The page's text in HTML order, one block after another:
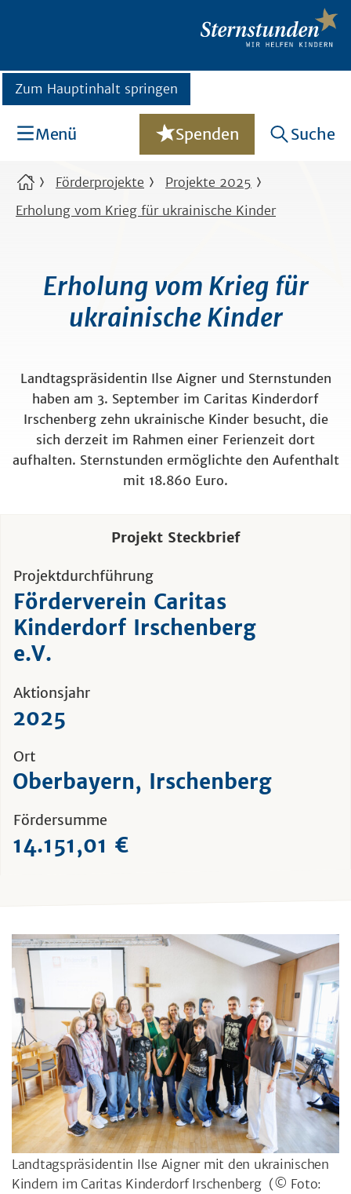
Zum Hauptinhalt springen
Menü Spenden Suche
Förderprojekte
Projekte 2025
Erholung vom Krieg für ukrainische Kinder
Erholung vom Krieg für
ukrainische Kinder
Landtagspräsidentin Ilse Aigner und Sternstunden
haben am 3. September im Caritas Kinderdorf
Irschenberg zehn ukrainische Kinder besucht, die
sich derzeit im Rahmen einer Ferienzeit dort
aufhalten. Sternstunden ermöglichte den Aufenthalt
mit 18.860 Euro.
Projekt Steckbrief
Projektdurchführung
Förderverein Caritas
Kinderdorf Irschenberg
e.V.
Aktionsjahr
2025
Ort
Oberbayern, Irschenberg
Fördersumme
14.151,01 €
Landtagspräsidentin Ilse Aigner mit den ukrainischen
Kindern im Caritas Kinderdorf Irschenberg (© Foto: